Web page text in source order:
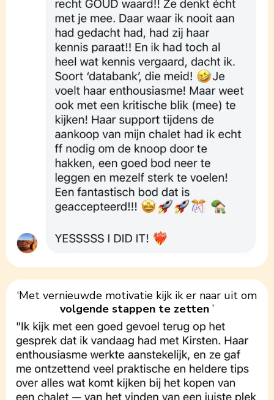
‘Met vernieuwde motivatie kijk ik er naar uit om
volgende stappen te zetten ’